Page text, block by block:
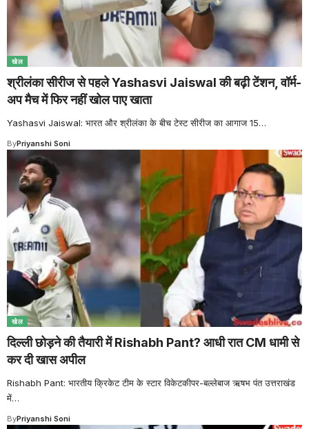
खेल
श्रीलंका सीरीज से पहले Yashasvi Jaiswal की बढ़ी टेंशन, वॉर्म-
अप मैच में फिर नहीं खोल पाए खाता
Yashasvi Jaiswal: भारत और श्रीलंका के बीच टेस्ट सीरीज का आगाज 15…
ByPriyanshi Soni
खेल
दिल्ली छोड़ने की तैयारी में Rishabh Pant? आधी रात CM धामी से
कर दी खास अपील
Rishabh Pant: भारतीय क्रिकेट टीम के स्टार विकेटकीपर-बल्लेबाज ऋषभ पंत उत्तराखंड
में…
ByPriyanshi Soni